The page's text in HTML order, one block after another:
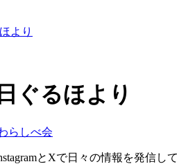
より
ぐるほより
らしべ会
とXで日々の情報を発信して